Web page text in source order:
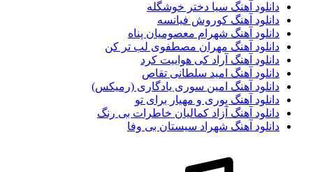
دانلود آهنگ سیا دختر خوشگله
دانلود آهنگ کوروش فیانسه
دانلود آهنگ شهرام معصومیان پناه
دانلود آهنگ مهران مصطفوی لب تر کن
دانلود آهنگ آراد کی هواییت کرد
دانلود آهنگ امید سلطانی تقاص
دانلود آهنگ امین سوری یادگاری (رمیکس)
دانلود آهنگ پوری و مهیار برای تو
دانلود آهنگ آزاد کمالیان خاطرات بی رنگ
دانلود آهنگ شهراد سیستان بی وفا